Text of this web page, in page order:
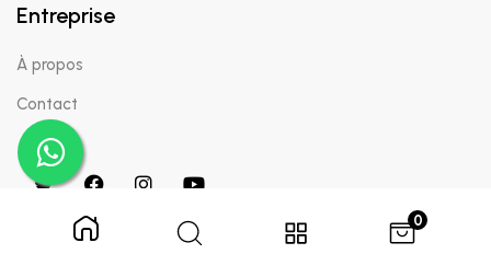
0
Entreprise
À propos
Contact